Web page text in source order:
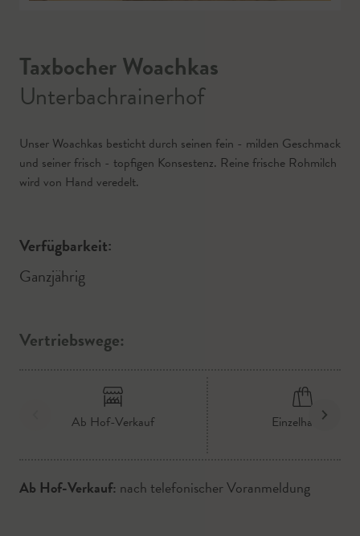
Taxbocher Woachkas
Unterbachrainerhof
Unser Woachkas besticht durch seinen fein - milden Geschmack
und seiner frisch - topfigen Konsestenz. Reine frische Rohmilch
wird von Hand veredelt.
Verfügbarkeit:
Ganzjährig
Vertriebswege:
Ab Hof-Verkauf Einzelhandel
Ab Hof-Verkauf: nach telefonischer Voranmeldung